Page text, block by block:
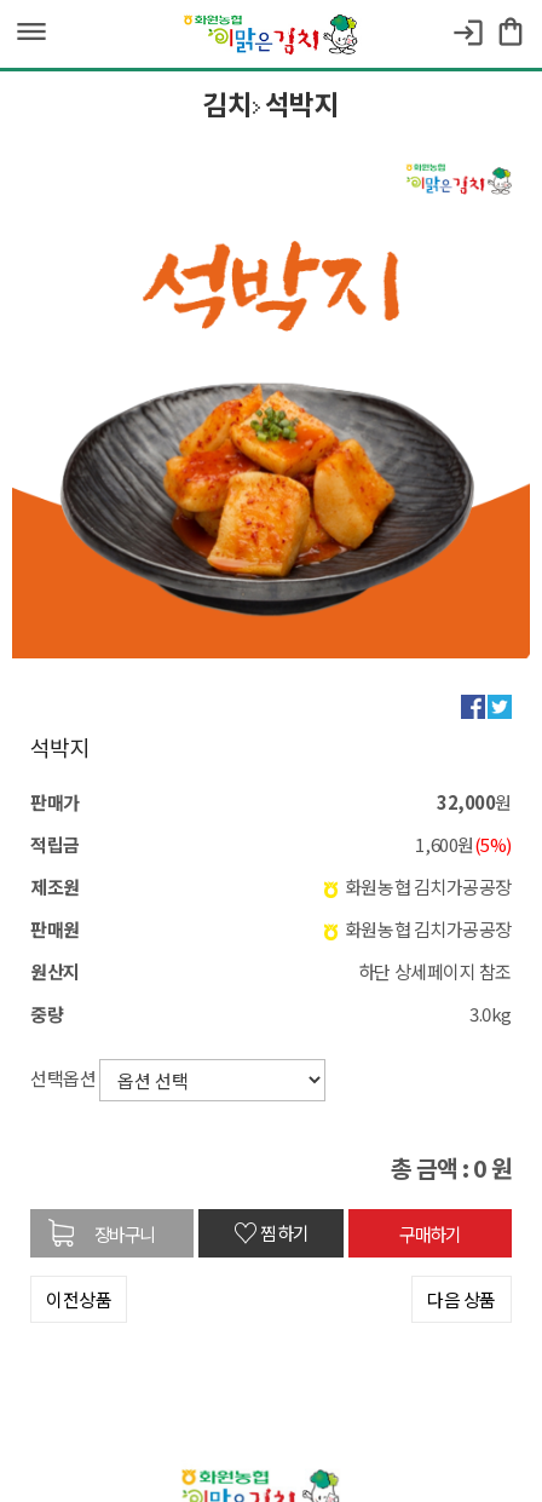
dehaze login shopping_bag
김치 석박지
석박지
판매가 32,000원
적립금
1,600원(5%)
제조원
화원농협 김치가공공장
판매원
화원농협 김치가공공장
원산지
하단 상세페이지 참조
중량
3.0kg
선택옵션
총 금액 :0원
♡찜하기
이전상품 다음 상품